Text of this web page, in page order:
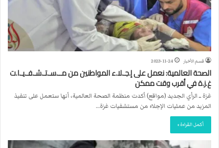
قسم الأخبار 2023-11-24
الصحة العالمية: نعمل على إ.جـ.لا.ء المواطنين من مــ.سـ.تـ.شـ.فـ.يـ.ا.ت
غ.ز.ة في أقرب وقت ممكن
غزة ــ الرأي الجديد (مواقع) أكدت منظمة الصحة العالمية، أنها ستعمل على تنفيذ
المزيد من عمليات الإجلاء من مستشفيات غزة…
أكمل القراءة »